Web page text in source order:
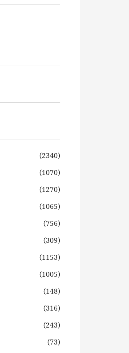
(2340)
(1070)
(1270)
(1065)
(756)
(309)
(1153)
(1005)
(148)
(316)
(243)
(73)